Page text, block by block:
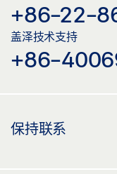
+86-22-
盖泽技术支持
+86-
保持联系